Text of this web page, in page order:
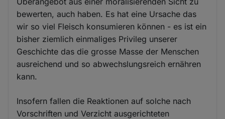
bewerten, auch haben. Es hat eine Ursache das
wir so viel Fleisch konsumieren können - es ist ein
bisher ziemlich einmaliges Privileg unserer
Geschichte das die grosse Masse der Menschen
ausreichend und so abwechslungsreich ernähren
kann.
Insofern fallen die Reaktionen auf solche nach
Vorschriften und Verzicht ausgerichteten